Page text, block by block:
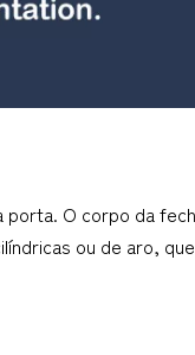
O corpo da
ou de aro,